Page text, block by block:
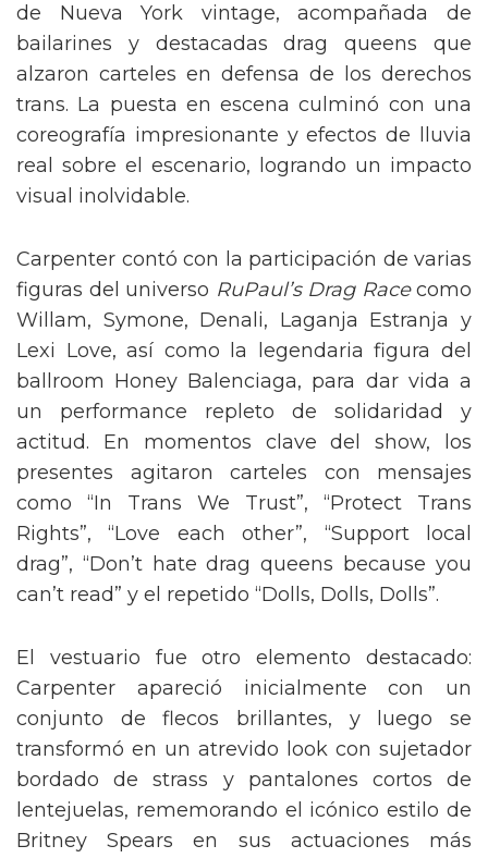
de Nueva York vintage, acompañada de
bailarines y destacadas drag queens que
alzaron carteles en defensa de los derechos
trans. La puesta en escena culminó con una
coreografía impresionante y efectos de lluvia
real sobre el escenario, logrando un impacto
visual inolvidable.
Carpenter contó con la participación de varias
figuras del universo RuPaul’s Drag Racecomo
Willam, Symone, Denali, Laganja Estranja y
Lexi Love, así como la legendaria figura del
ballroom Honey Balenciaga, para dar vida a
un performance repleto de solidaridad y
actitud. En momentos clave del show, los
presentes agitaron carteles con mensajes
como “In Trans We Trust”, “Protect Trans
Rights”, “Love each other”, “Support local
drag”, “Don’t hate drag queens because you
can’t read” y el repetido “Dolls, Dolls, Dolls”.
El vestuario fue otro elemento destacado:
Carpenter apareció inicialmente con un
conjunto de flecos brillantes, y luego se
transformó en un atrevido look con sujetador
bordado de strass y pantalones cortos de
lentejuelas, rememorando el icónico estilo de
Britney Spears en sus actuaciones más